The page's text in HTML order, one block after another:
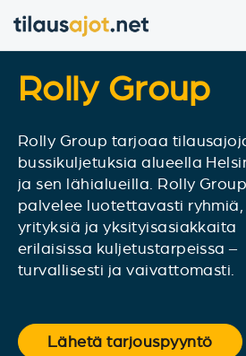
Rolly Group
Rolly Group tarjoaa
bussikuljetuksia alueella
ja sen lähialueilla. Rolly Group
palvelee luotettavasti ryhmiä,
yrityksiä ja yksityisasiakkaita
erilaisissa kuljetustarpeissa –
turvallisesti ja vaivattomasti.
Lähetä tarjouspyyntö